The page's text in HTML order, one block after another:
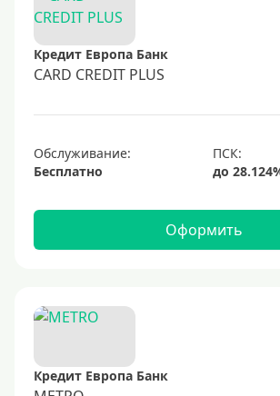
50000 руб
60000 руб
70000 руб
150000 руб
250000 руб
300000 руб
500000 руб
600000 руб
700000 руб
Кредит Европа Банк
CARD CREDIT PLUS
Обслуживание:
Бесплатно
Оформить
Кредит Европа Банк